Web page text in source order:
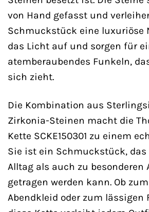
von Hand gefasst und
Schmuckstück eine luxuriöse
das Licht auf und sorgen für
atemberaubendes Funkeln,
sich zieht.
Die Kombination aus
Zirkonia-Steinen macht die
Kette SCKE150301 zu einem
Sie ist ein Schmuckstück, das
Alltag als auch zu besonderen
getragen werden kann. Ob
Abendkleid oder zum lässigen